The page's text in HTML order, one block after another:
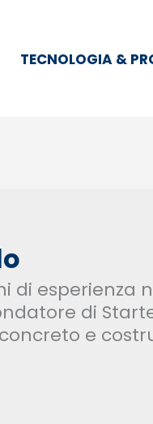
TECNOLOGIA &
di esperienza
di
e